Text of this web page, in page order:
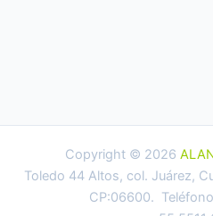
Copyright © 2026
Toledo 44 Altos, col. Juárez,
CP:06600.